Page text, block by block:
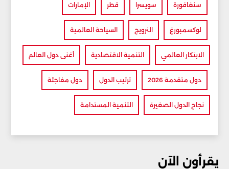
سنغافورة سويسرا قطر الإمارات
لوكسمبورغ النرويج السياحة العالمية
الابتكار العالمي التنمية الاقتصادية أغنى دول العالم
دول متقدمة 2026 ترتيب الدول دول مفاجئة
نجاح الدول الصغيرة التنمية المستدامة
يقرأون الآن